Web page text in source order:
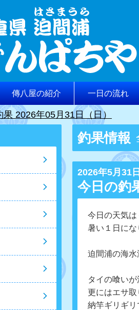
傳八屋の紹介 一日の流れ
2026年05月31日（日）
釣果情報
2026年5月31
今日の釣
今日の天気
暑い１日にな
迫間浦の海
タイの喰いが
更にはエサ
納竿ギリギ